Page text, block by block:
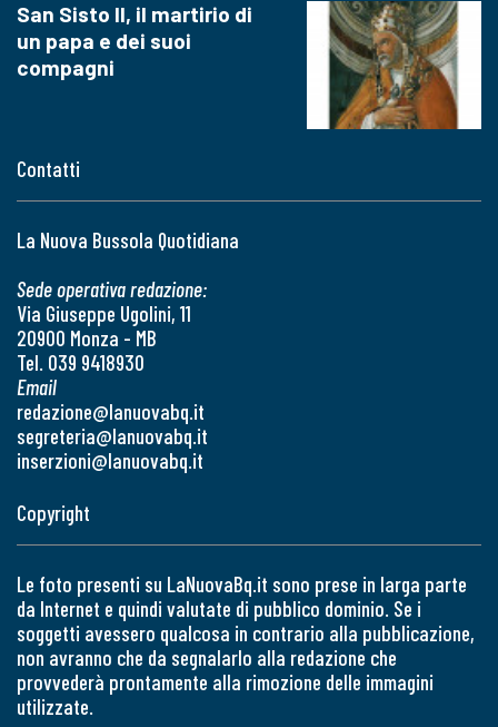
Contatti
La Nuova Bussola Quotidiana
Sede operativa redazione:
Via Giuseppe Ugolini, 11
20900 Monza - MB
Tel. 039 9418930
Email
redazione@lanuovabq.it
segreteria@lanuovabq.it
inserzioni@lanuovabq.it
San Sisto II, il martirio di
un papa e dei suoi
compagni
Copyright
Le foto presenti su LaNuovaBq.it sono prese in larga parte
da Internet e quindi valutate di pubblico dominio. Se i
soggetti avessero qualcosa in contrario alla pubblicazione,
non avranno che da segnalarlo alla redazione che
provvederà prontamente alla rimozione delle immagini
utilizzate.